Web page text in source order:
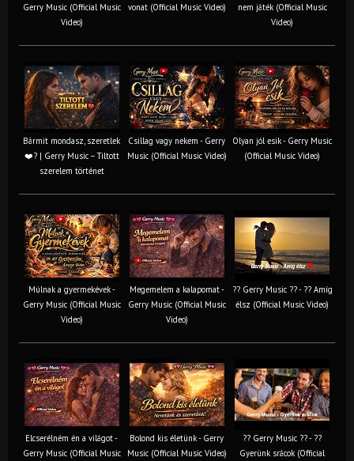
Gerry Music (Official Music
Video)
vonat (Official Music Video)
nem játék (Official Music
Video)
Bármit mondasz, szeretlek
❤️‍? | Gerry Music – Tiltott
szerelem történet
Csillag vagy nekem - Gerry
Music (Official Music Video)
Olyan jól esik - Gerry Music
(Official Music Video)
Múlnak a gyermekévek -
Gerry Music (Official Music
Video)
Megemelem a kalapomat -
Gerry Music (Official Music
Video)
?? Gerry Music ?? - ?? Amíg
élsz (Official Music Video)
Elcserélném én a világot -
Gerry Music (Official Music
Bolond kis életünk - Gerry
Music (Official Music Video)
?? Gerry Music ?? - ??
Gyerünk srácok (Official